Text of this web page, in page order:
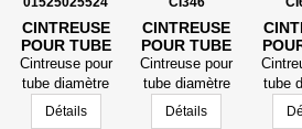
CINTREUSE
POUR TUBE
DIAMÈTRE
6MM 251106
Cintreuse pour
tube diamètre
6mm 251106
Détails
CINTREUSE
POUR TUBE
Cintreuse pour
tube diamètre
1/8" 3/16" et
Détails
6-
tube
6, 8